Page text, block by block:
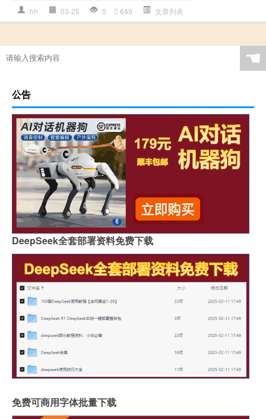
hh 03-25 0 649 文章列表
☚
公告
DeepSeek全套部署资料免费下载
免费可商用字体批量下载